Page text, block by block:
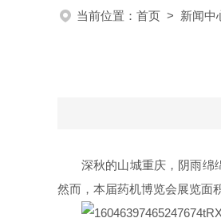
当前位置： 首页 > 新闻中
深秋的山城重庆，阴雨绵
然而，本届药机博览会展览面